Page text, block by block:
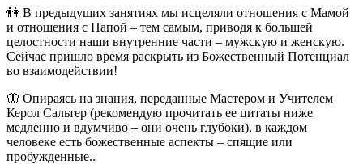
👫 В предыдущих занятиях мы исцеляли отношения с Мамой
и отношения с Папой – тем самым, приводя к большей
целостности наши внутренние части – мужскую и женскую.
Сейчас пришло время раскрыть из Божественный Потенциал
во взаимодействии!
🦋 Опираясь на знания, переданные Мастером и Учителем
Керол Сальтер (рекомендую прочитать ее цитаты ниже
медленно и вдумчиво – они очень глубоки), в каждом
человеке есть божественные аспекты – спящие или
пробужденные..